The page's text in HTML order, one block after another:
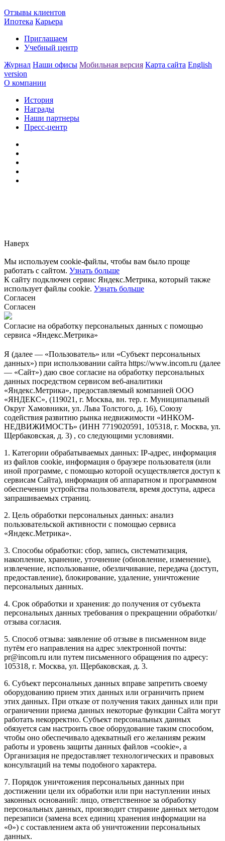
Отзывы клиентов
Ипотека Карьера
Приглашаем
Учебный центр
Журнал Наши офисы Мобильная версия Карта сайта English
version
О компании
История
Награды
Наши партнеры
Пресс-центр
Наверх
Мы используем cookie-файлы, чтобы вам было проще
работать с сайтом. Узнать больше
К сайту подключен сервис Яндекс.Метрика, который также
использует файлы cookie. Узнать больше
Согласен
Согласен
Согласие на обработку персональных данных с помощью
сервиса «Яндекс.Метрика»
Я (далее — «Пользователь» или «Субъект персональных
данных») при использовании сайта https://www.incom.ru (далее
— «Сайт») даю свое согласие на обработку персональных
данных посредством сервисом веб-аналитики
«Яндекс.Метрика», предоставляемый компанией ООО
«ЯНДЕКС», (119021, г. Москва, вн. тер. г. Муниципальный
Округ Хамовники, ул. Льва Толстого, д. 16), Союзу
содействия развитию рынка недвижимости «ИНКОМ-
НЕДВИЖИМОСТЬ» (ИНН 7719020591, 105318, г. Москва, ул.
Щербаковская, д. 3) , со следующими условиями.
1. Категории обрабатываемых данных: IP-адрес, информация
из файлов cookie, информация о браузере пользователя (или
иной программе, с помощью которой осуществляется доступ к
сервисам Сайта), информация об аппаратном и программном
обеспечении устройства пользователя, время доступа, адреса
запрашиваемых страниц.
2. Цель обработки персональных данных: анализ
пользовательской активности с помощью сервиса
«Яндекс.Метрика».
3. Способы обработки: сбор, запись, систематизация,
накопление, хранение, уточнение (обновление, изменение),
извлечение, использование, обезличивание, передача (доступ,
предоставление), блокирование, удаление, уничтожение
персональных данных.
4. Срок обработки и хранения: до получения от субъекта
персональных данных требования о прекращении обработки/
отзыва согласия.
5. Способ отзыва: заявление об отзыве в письменном виде
путём его направления на адрес электронной почты:
pr@incom.ru или путем письменного обращения по адресу:
105318, г. Москва, ул. Щербаковская, д. 3.
6. Субъект персональных данных вправе запретить своему
оборудованию прием этих данных или ограничить прием
этих данных. При отказе от получения таких данных или при
ограничении приема данных некоторые функции Сайта могут
работать некорректно. Субъект персональных данных
обязуется сам настроить свое оборудование таким способом,
чтобы оно обеспечивало адекватный его желаниям режим
работы и уровень защиты данных файлов «cookie», а
Организация не предоставляет технологических и правовых
консультаций на темы подобного характера.
7. Порядок уничтожения персональных данных при
достижении цели их обработки или при наступлении иных
законных оснований: лицо, ответственное за обработку
персональных данных, производит стирание данных методом
перезаписи (замена всех единиц хранения информации на
«0») с составлением акта об уничтожении персональных
данных.